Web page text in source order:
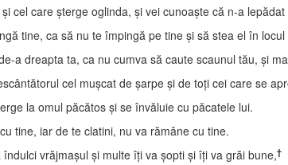
cel care şterge oglinda, şi vei cunoaşte că n-a
tine, ca să nu te împingă pe tine şi să stea el în locul
a dreapta ta, ca nu cumva să caute scaunul tău, şi
cel muşcat de şarpe şi de toţi cei care se
la omul păcătos şi se învăluie cu păcatele lui.
tine, iar de te clatini, nu va rămâne cu tine.
vrăjmaşul şi multe îţi va şopti şi îţi va grăi bune,†